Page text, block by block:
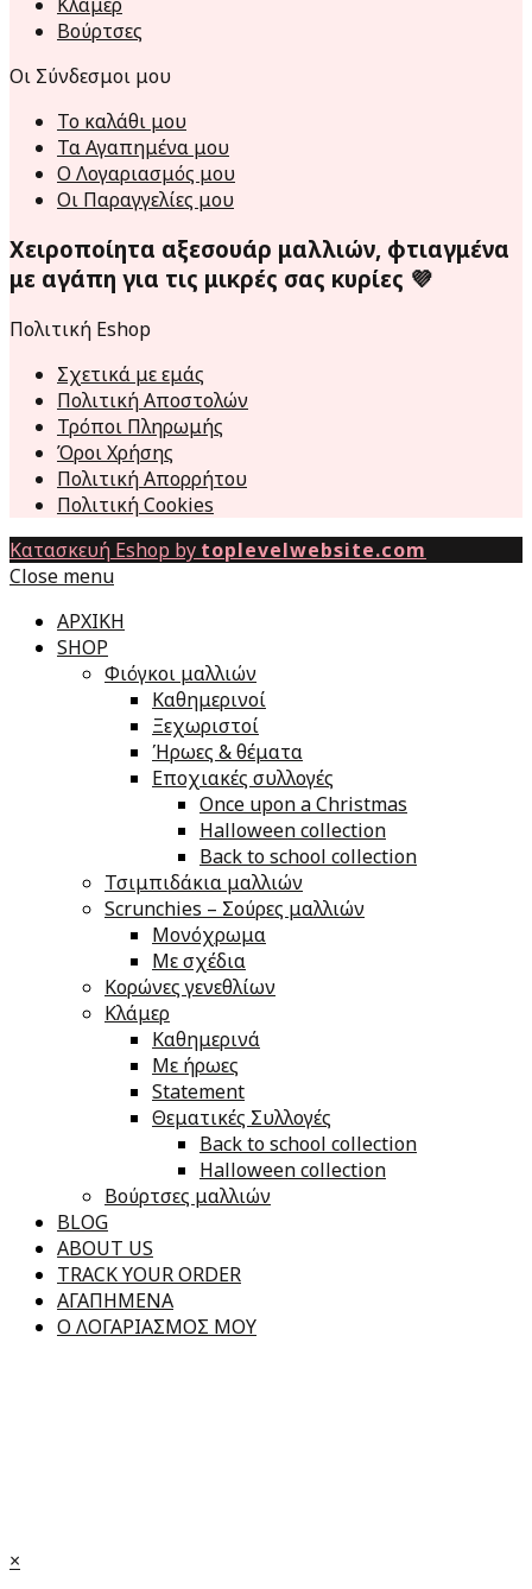
Βούρτσες
Οι Σύνδεσμοι μου
Το καλάθι μου
Τα Αγαπημένα μου
Ο Λογαριασμός μου
Οι Παραγγελίες μου
Χειροποίητα αξεσουάρ μαλλιών, φτιαγμένα
με αγάπη για τις μικρές σας κυρίες 💜
Πολιτική Eshop
Σχετικά με εμάς
Πολιτική Αποστολών
Τρόποι Πληρωμής
Όροι Χρήσης
Πολιτική Απορρήτου
Πολιτική Cookies
Κατασκευή Eshop by toplevelwebsite.com
Close menu
ΑΡΧΙΚΗ
SHOP
Φιόγκοι μαλλιών
Καθημερινοί
Ξεχωριστοί
Ήρωες & θέματα
Εποχιακές συλλογές
Once upon a Christmas
Halloween collection
Back to school collection
Τσιμπιδάκια μαλλιών
Scrunchies – Σούρες μαλλιών
Μονόχρωμα
Με σχέδια
Κορώνες γενεθλίων
Κλάμερ
Καθημερινά
Με ήρωες
Statement
Θεματικές Συλλογές
Back to school collection
Halloween collection
Βούρτσες μαλλιών
BLOG
ABOUT US
TRACK YOUR ORDER
ΑΓΑΠΗΜΕΝΑ
Ο ΛΟΓΑΡΙΑΣΜΟΣ ΜΟΥ
×